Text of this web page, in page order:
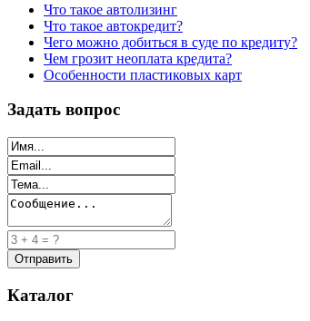
Что такое автолизинг
Что такое автокредит?
Чего можно добиться в суде по кредиту?
Чем грозит неоплата кредита?
Особенности пластиковых карт
Задать вопрос
Каталог